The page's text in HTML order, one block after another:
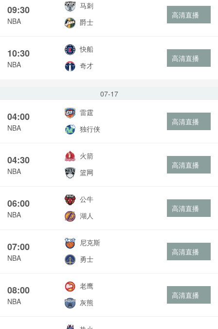
09:30
NBA
马刺
爵士
高清直播
10:30
NBA
快船
奇才
高清直播
07-17
04:00
NBA
雷霆
独行侠
高清直播
04:30
NBA
火箭
篮网
高清直播
06:00
NBA
公牛
湖人
高清直播
07:00
NBA
尼克斯
勇士
高清直播
08:00
NBA
老鹰
灰熊
高清直播